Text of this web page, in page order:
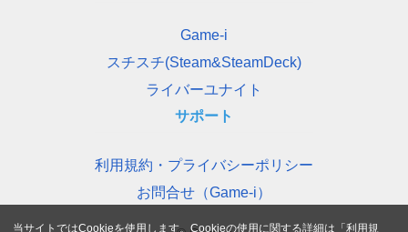
Game-i
スチスチ(Steam&SteamDeck)
ライバーユナイト
サポート
利用規約・プライバシーポリシー
お問合せ（Game-i）
当サイトではCookieを使用します。Cookieの使用に関する詳細は「利用規